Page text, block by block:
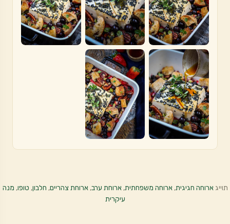
תוייגארוחה חגיגית,ארוחה משפחתית,ארוחת ערב,ארוחת צהריים, חלבון, טופו, מנה
עיקרית